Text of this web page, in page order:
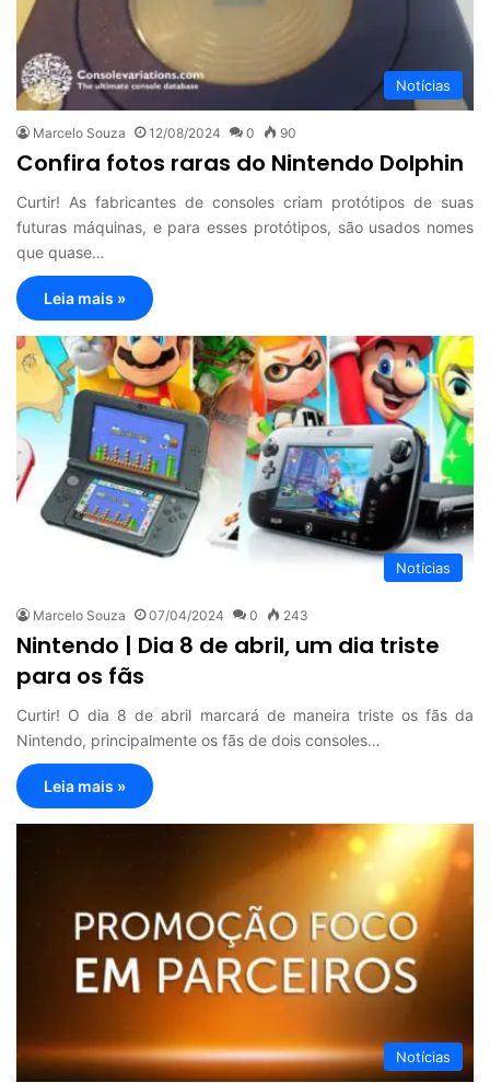
Notícias
Marcelo Souza 12/08/2024 0 90
Confira fotos raras do Nintendo Dolphin
Curtir! As fabricantes de consoles criam protótipos de suas
futuras máquinas, e para esses protótipos, são usados nomes
que quase…
Leia mais »
Notícias
Marcelo Souza 07/04/2024 0 243
Nintendo | Dia 8 de abril, um dia triste
para os fãs
Curtir! O dia 8 de abril marcará de maneira triste os fãs da
Nintendo, principalmente os fãs de dois consoles…
Leia mais »
Notícias